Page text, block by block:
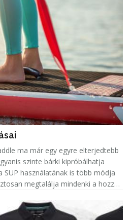
ma már egy egyre elterjedtebb
szinte bárki kipróbálhatja
használatának is több módja
megtalálja mindenki a hozzá